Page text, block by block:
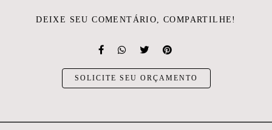
DEIXE SEU COMENTÁRIO, COMPARTILHE!
SOLICITE SEU ORÇAMENTO